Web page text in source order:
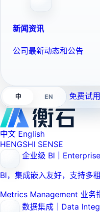
新闻资讯
公司最新动态和公告
中 EN 免费试用
中文 English
HENGSHI SENSE
企业级 BI｜
BI，集成嵌入友好，支持多
Metrics Management 业务
数据集成｜Data